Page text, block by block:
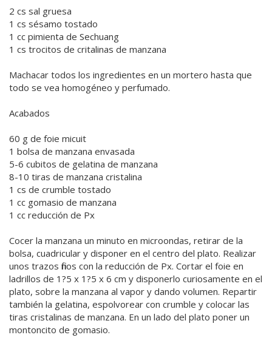
2 cs sal gruesa
1 cs sésamo tostado
1 cc pimienta de Sechuang
1 cs trocitos de critalinas de manzana
Machacar todos los ingredientes en un mortero hasta que
todo se vea homogéneo y perfumado.
Acabados
60 g de foie micuit
1 bolsa de manzana envasada
5-6 cubitos de gelatina de manzana
8-10 tiras de manzana cristalina
1 cs de crumble tostado
1 cc gomasio de manzana
1 cc reducción de Px
Cocer la manzana un minuto en microondas, retirar de la
bolsa, cuadricular y disponer en el centro del plato. Realizar
unos trazos finos con la reducción de Px. Cortar el foie en
ladrillos de 1?5 x 1?5 x 6 cm y disponerlo curiosamente en el
plato, sobre la manzana al vapor y dando volumen. Repartir
también la gelatina, espolvorear con crumble y colocar las
tiras cristalinas de manzana. En un lado del plato poner un
montoncito de gomasio.